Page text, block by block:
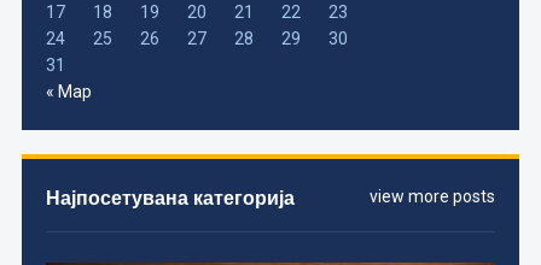
17
18 19 20 21 22
23
24
25 26 27 28 29
30
31
« Мар
view more posts
Најпосетувана категорија